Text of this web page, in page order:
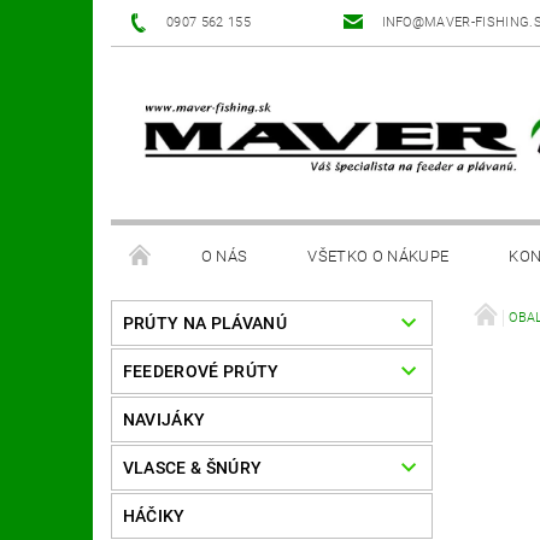
0907 562 155 INFO@MAVER-
O NÁS VŠETKO O NÁKUPE
PRÚTY NA PLÁVANÚ
FEEDEROVÉ PRÚTY
NAVIJÁKY
VLASCE & ŠNÚRY
HÁČIKY